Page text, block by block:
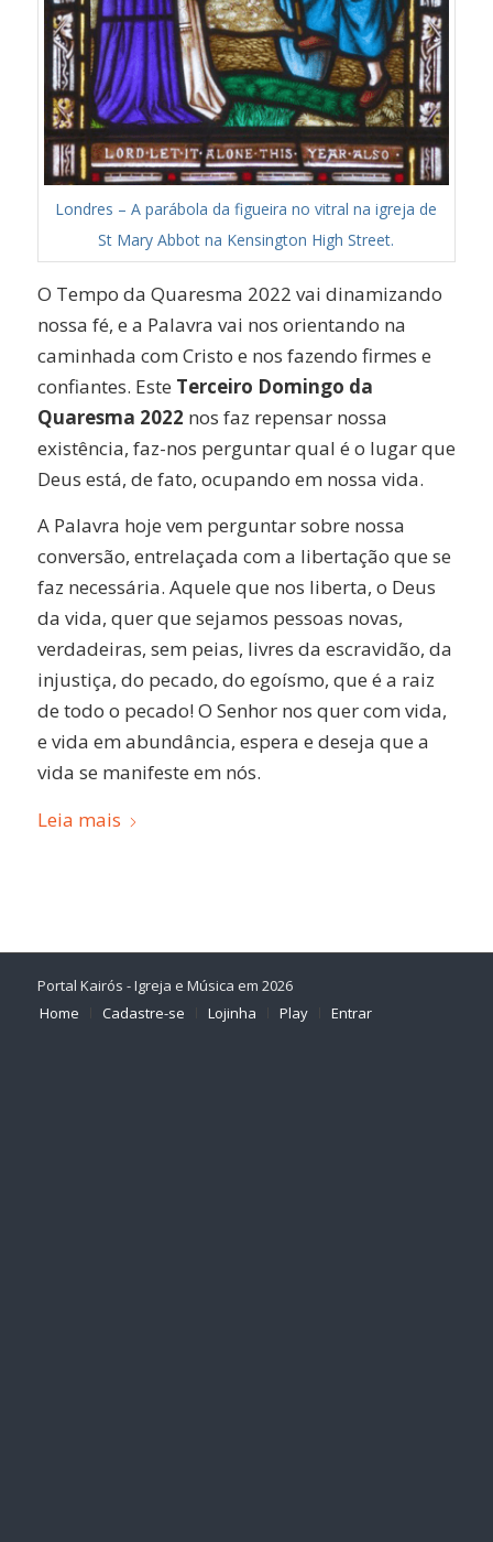
Londres – A parábola da figueira no vitral na igreja de
St Mary Abbot na Kensington High Street.
O Tempo da Quaresma 2022 vai dinamizando
nossa fé, e a Palavra vai nos orientando na
caminhada com Cristo e nos fazendo firmes e
confiantes. Este Terceiro Domingo da
Quaresma 2022 nos faz repensar nossa
existência, faz-nos perguntar qual é o lugar que
Deus está, de fato, ocupando em nossa vida.
A Palavra hoje vem perguntar sobre nossa
conversão, entrelaçada com a libertação que se
faz necessária. Aquele que nos liberta, o Deus
da vida, quer que sejamos pessoas novas,
verdadeiras, sem peias, livres da escravidão, da
injustiça, do pecado, do egoísmo, que é a raiz
de todo o pecado! O Senhor nos quer com vida,
e vida em abundância, espera e deseja que a
vida se manifeste em nós.
Leia mais
Portal Kairós - Igreja e Música em 2026
Home
Cadastre-se Lojinha Play Entrar